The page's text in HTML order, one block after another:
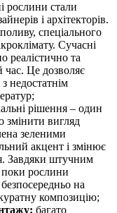
рослини стали
і архітекторів.
спеціального
Сучасні
реалістично та
час. Це дозволяє
недостатнім
рішення – один
змінити вигляд
зеленими
акцент і змінює
Завдяки штучним
поки рослини
на
композицію;
багато